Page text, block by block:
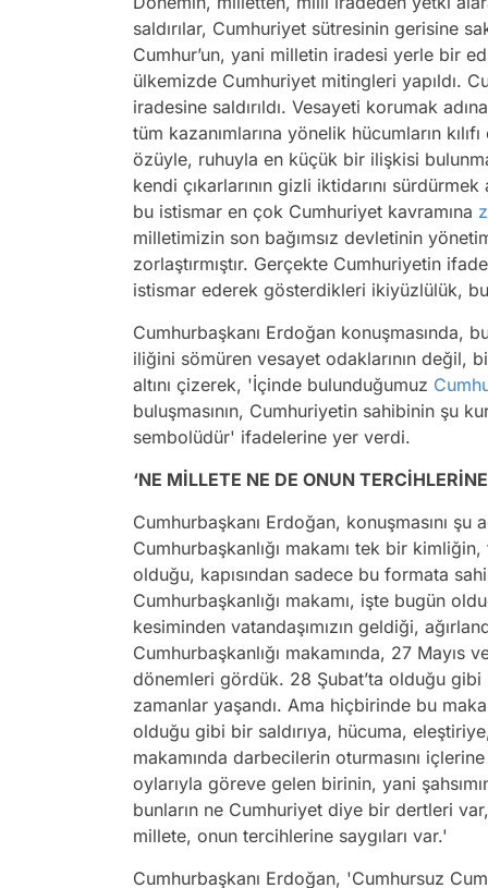
saldırılar, Cumhuriyet sütresinin gerisine
Cumhur’un, yani milletin iradesi yerle bir
ülkemizde Cumhuriyet mitingleri yapıldı.
iradesine saldırıldı. Vesayeti korumak
tüm kazanımlarına yönelik hücumların
özüyle, ruhuyla en küçük bir ilişkisi
kendi çıkarlarının gizli iktidarını
bu istismar en çok Cumhuriyet kavramına
milletimizin son bağımsız devletinin
zorlaştırmıştır. Gerçekte Cumhuriyetin
istismar ederek gösterdikleri ikiyüzlülük,
Cumhurbaşkanı Erdoğan konuşmasında,
iliğini sömüren vesayet odaklarının değil,
altını çizerek, 'İçinde bulunduğumuz
buluşmasının, Cumhuriyetin sahibinin şu
sembolüdür' ifadelerine yer verdi.
‘NE MİLLETE NE DE ONUN
Cumhurbaşkanı Erdoğan, konuşmasını
Cumhurbaşkanlığı makamı tek bir
olduğu, kapısından sadece bu formata
Cumhurbaşkanlığı makamı, işte bugün
kesiminden vatandaşımızın geldiği,
Cumhurbaşkanlığı makamında, 27
dönemleri gördük. 28 Şubat’ta olduğu
zamanlar yaşandı. Ama hiçbirinde bu
olduğu gibi bir saldırıya, hücuma,
makamında darbecilerin oturmasını
oylarıyla göreve gelen birinin, yani
bunların ne Cumhuriyet diye bir dertleri
millete, onun tercihlerine saygıları var.'
Cumhurbaşkanı Erdoğan, 'Cumhursuz